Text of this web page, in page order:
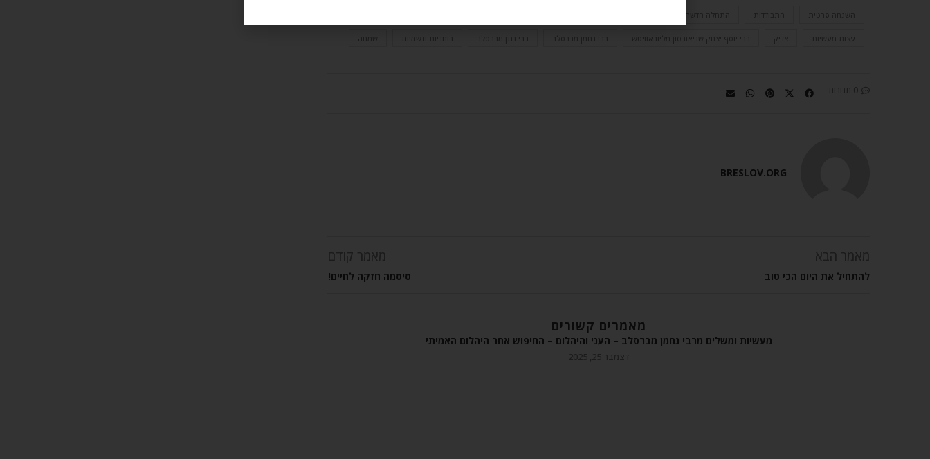
השגחה פרטית התבודדות התחלה חדשה
עצות מעשיות צדיק רבי יוסף יצחק שניאורסון מליובאוויטש
0 תגובות
BRESLOV.ORG
מאמר הבא
להתחיל את היום הכי טוב
מאמר קודם
סיסמה חזקה לחיים!
מאמרים קשורים
מעשיות ומשלים מרבי נחמן מברסלב – העני והיהלום – החיפוש אחר היהלום האמיתי
דצמבר 25, 2025